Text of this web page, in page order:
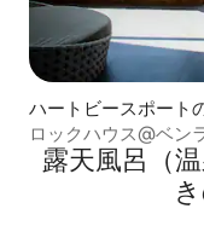
ハートビースポート
ロックハウス@ベン
露天風呂（